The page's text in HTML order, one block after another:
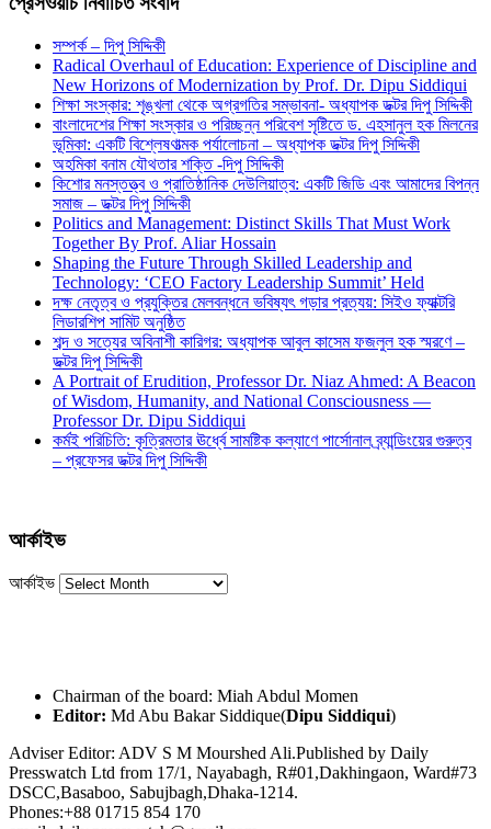
সম্পর্ক – দিপু সিদ্দিকী
Radical Overhaul of Education: Experience of Discipline and
New Horizons of Modernization by Prof. Dr. Dipu Siddiqui
শিক্ষা সংস্কার: শৃঙ্খলা থেকে অগ্রগতির সম্ভাবনা- অধ্যাপক ডক্টর দিপু সিদ্দিকী
বাংলাদেশের শিক্ষা সংস্কার ও পরিচ্ছন্ন পরিবেশ সৃষ্টিতে ড. এহসানুল হক মিলনের
ভূমিকা: একটি বিশ্লেষণাত্মক পর্যালোচনা – অধ্যাপক ডক্টর দিপু সিদ্দিকী
অহমিকা বনাম যৌথতার শক্তি -দিপু সিদ্দিকী
কিশোর মনস্তত্ত্ব ও প্রাতিষ্ঠানিক দেউলিয়াত্ব: একটি জিডি এবং আমাদের বিপন্ন
সমাজ – ডক্টর দিপু সিদ্দিকী
Politics and Management: Distinct Skills That Must Work
Together By Prof. Aliar Hossain
Shaping the Future Through Skilled Leadership and
Technology: ‘CEO Factory Leadership Summit’ Held
দক্ষ নেতৃত্ব ও প্রযুক্তির মেলবন্ধনে ভবিষ্যৎ গড়ার প্রত্যয়: সিইও ফ্যাক্টরি
লিডারশিপ সামিট অনুষ্ঠিত
শব্দ ও সত্যের অবিনাশী কারিগর: অধ্যাপক আবুল কাসেম ফজলুল হক স্মরণে –
ডক্টর দিপু সিদ্দিকী
A Portrait of Erudition, Professor Dr. Niaz Ahmed: A Beacon
of Wisdom, Humanity, and National Consciousness —
Professor Dr. Dipu Siddiqui
কর্মই পরিচিতি: কৃত্রিমতার ঊর্ধ্বে সামষ্টিক কল্যাণে পার্সোনাল ব্র্যান্ডিংয়ের গুরুত্ব
– প্রফেসর ডক্টর দিপু সিদ্দিকী
আর্কাইভ
আর্কাইভ
Chairman of the board: Miah Abdul Momen
Editor: Md Abu Bakar Siddique(Dipu Siddiqui)
Adviser Editor: ADV S M Mourshed Ali.Published by Daily
Presswatch Ltd from 17/1, Nayabagh, R#01,Dakhingaon, Ward#73
DSCC,Basaboo, Sabujbagh,Dhaka-1214.
Phones:+88 01715 854 170